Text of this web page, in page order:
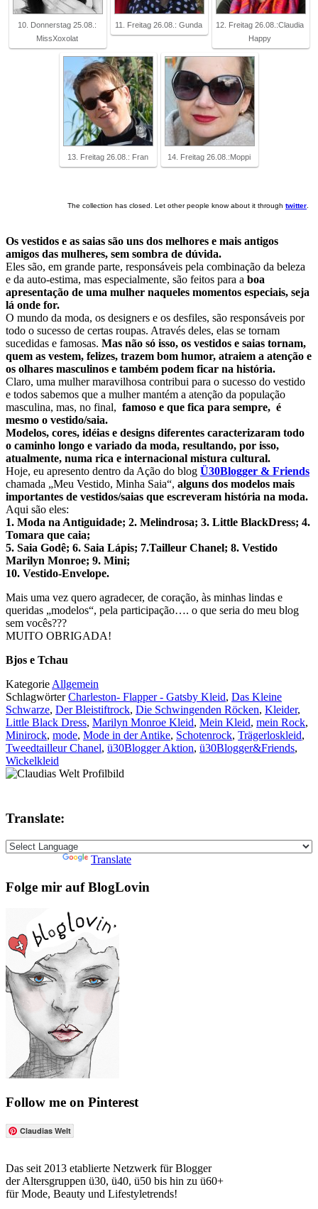
10. Donnerstag 25.08.:
MissXoxolat
11. Freitag 26.08.: Gunda
12. Freitag 26.08.:Claudia
Happy
13. Freitag 26.08.: Fran 14. Freitag 26.08.:Moppi
The collection has closed. Let other people know about it through twitter.
Os vestidos e as saias são uns dos melhores e mais antigos
amigos das mulheres, sem sombra de dúvida.
Eles são, em grande parte, responsáveis pela combinação da beleza
e da auto-estima, mas especialmente, são feitos para a boa
apresentação de uma mulher naqueles momentos especiais, seja
lá onde for.
O mundo da moda, os designers e os desfiles, são responsáveis por
todo o sucesso de certas roupas. Através deles, elas se tornam
sucedidas e famosas. Mas não só isso, os vestidos e saias tornam,
quem as vestem, felizes, trazem bom humor, atraiem a atenção e
os olhares masculinos e também podem ficar na história.
Claro, uma mulher maravilhosa contribui para o sucesso do vestido
e todos sabemos que a mulher mantém a atenção da população
masculina, mas, no final, famoso e que fica para sempre, é
mesmo o vestido/saia.
Modelos, cores, idéias e designs diferentes caracterizaram todo
o caminho longo e variado da moda, resultando, por isso,
atualmente, numa rica e internacional mistura cultural.
Hoje, eu apresento dentro da Ação do blog Ü30Blogger & Friends
chamada „Meu Vestido, Minha Saia“, alguns dos modelos mais
importantes de vestidos/saias que escreveram história na moda.
Aqui são eles:
1. Moda na Antiguidade; 2. Melindrosa; 3. Little BlackDress; 4.
Tomara que caia;
5. Saia Godê; 6. Saia Lápis; 7.Tailleur Chanel; 8. Vestido
Marilyn Monroe; 9. Mini;
10. Vestido-Envelope.
Mais uma vez quero agradecer, de coração, às minhas lindas e
queridas „modelos“, pela participação…. o que seria do meu blog
sem vocês???
MUITO OBRIGADA!
Bjos e Tchau
KategorieAllgemein
SchlagwörterCharleston- Flapper - Gatsby Kleid, Das Kleine
Schwarze, Der Bleistiftrock, Die Schwingenden Röcken, Kleider,
Little Black Dress, Marilyn Monroe Kleid, Mein Kleid, mein Rock,
Minirock, mode, Mode in der Antike, Schotenrock, Trägerloskleid,
Tweedtailleur Chanel, ü30Blogger Aktion, ü30Blogger&Friends,
Wickelkleid
Translate:
Translate
Folge mir auf BlogLovin
Follow me on Pinterest
Claudias Welt
Das seit 2013 etablierte Netzwerk für Blogger
der Altersgruppen ü30, ü40, ü50 bis hin zu ü60+
für Mode, Beauty und Lifestyletrends!